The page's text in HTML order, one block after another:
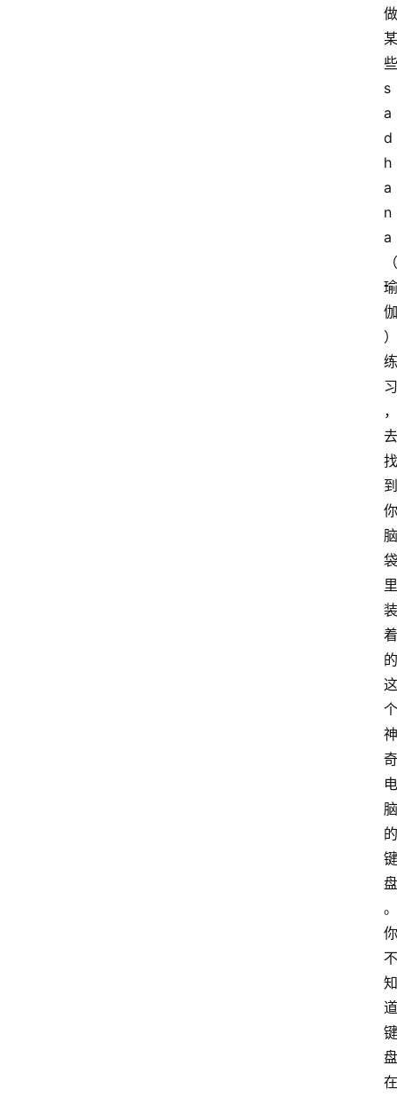
做
某
些
s
a
d
h
a
n
a
（
瑜
伽
）
练
习
，
去
找
到
你
脑
袋
里
装
着
的
这
个
神
奇
电
脑
的
键
盘
。
你
不
知
道
键
盘
在